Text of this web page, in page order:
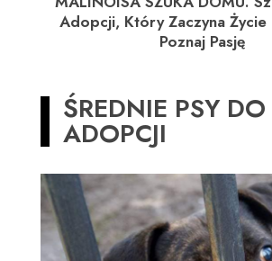
Adopcji, Który Zaczyna
Poznaj Pasję
ŚREDNIE PSY DO
ADOPCJI